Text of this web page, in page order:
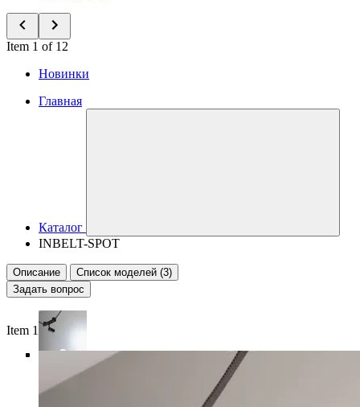
Item 1 of 12
Новинки
Главная
Каталог
INBELT-SPOT
Описание
Список моделей (3)
Задать вопрос
Item 1 of 6